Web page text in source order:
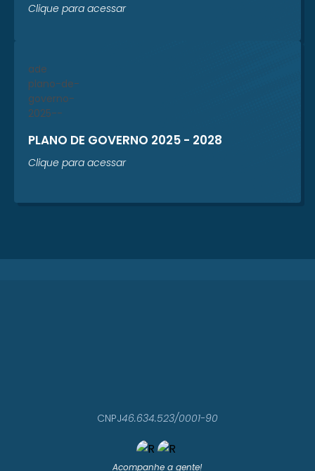
Clique para acessar
PLANO DE GOVERNO 2025 - 2028
Clique para acessar
Acompanhe a gente!
CNPJ46.634.523/0001-90